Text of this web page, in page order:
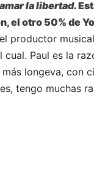
la libertad.
el otro 50% de
productor
cual. Paul es la
longeva, con
tengo muchas